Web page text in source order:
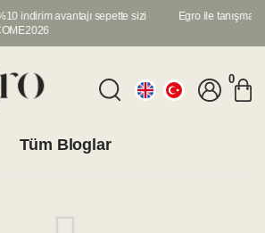
indirim avantajı sepette sizi
Egro ile
0
Tüm Bloglar